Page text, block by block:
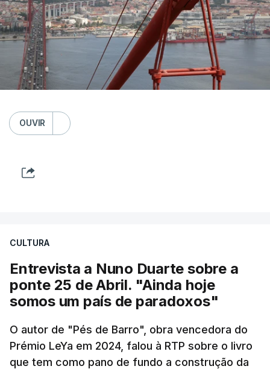
OUVIR
CULTURA
Entrevista a Nuno Duarte sobre a
ponte 25 de Abril. "Ainda hoje
somos um país de paradoxos"
O autor de "Pés de Barro", obra vencedora do
Prémio LeYa em 2024, falou à RTP sobre o livro
que tem como pano de fundo a construção da